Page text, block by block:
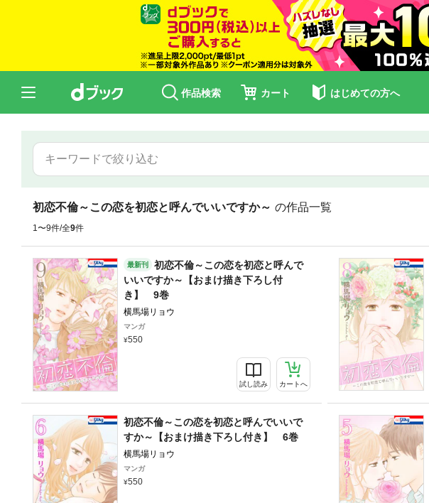
作品検索 カート はじめての方へ
初恋不倫～この恋を初恋と呼んでいいですか～ の作品一覧
1〜9件/全9件
最新刊
初恋不倫～この恋を初恋と呼んで
いいですか～【おまけ描き下ろし付
き】 9巻
横馬場リョウ
マンガ
550
試し読み カートへ
初恋不倫～この恋を初恋と呼んでいいで
すか～【おまけ描き下ろし付き】 6巻
横馬場リョウ
マンガ
550